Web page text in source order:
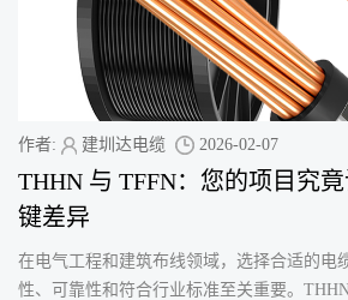
作者: 建圳达电缆 2026-02-07
THHN 与 TFFN：您的项目究
键差异
在电气工程和建筑布线领域，选择合适的电
性、可靠性和符合行业标准至关重要。